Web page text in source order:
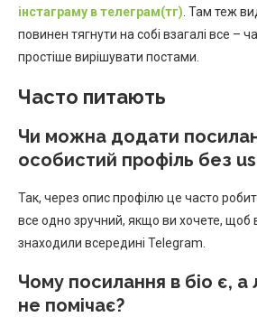
інстаграму в телеграм(тг) . Там теж
повинен тягнути на собі взагалі все –
простіше вирішувати постами.
Часто питають
Чи можна додати
особистий профіль без
Так, через опис профілю це часто
все одно зручний, якщо ви хочете, щоб
знаходили всередині Telegram.
Чому посилання в біо є,
не помічає?